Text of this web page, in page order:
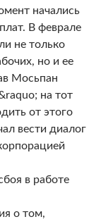
начались
В феврале
не только
но и ее
Мосьпан
на тот
от этого
вести диалог
в работе
о том,